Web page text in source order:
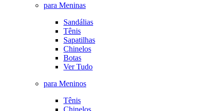
para Meninas
Sandálias
Tênis
Sapatilhas
Chinelos
Botas
Ver Tudo
para Meninos
Tênis
Chinelos